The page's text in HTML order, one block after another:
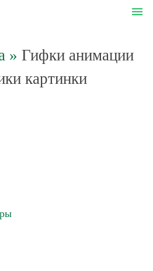
menu
» Гифки анимации
картинки